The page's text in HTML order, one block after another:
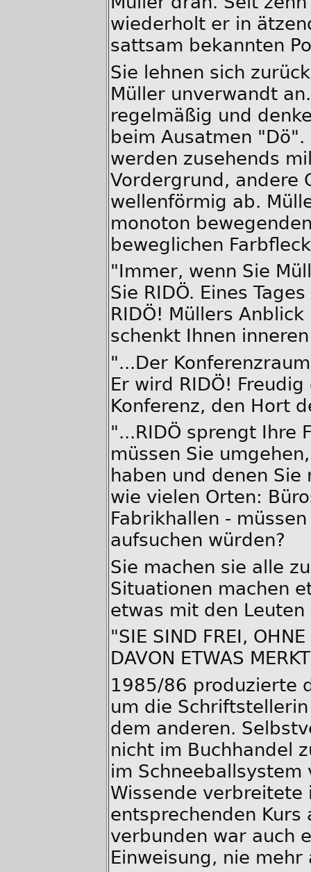
wiederholt er in
sattsam bekannten
Sie lehnen sich
Müller unverwandt
regelmäßig und
beim Ausatmen
werden zusehends
Vordergrund, andere
wellenförmig ab.
monoton
beweglichen
"Immer, wenn Sie
Sie RIDÖ. Eines
RIDÖ! Müllers
schenkt Ihnen
"...Der
Er wird RIDÖ!
Konferenz, den Hort
"...RIDÖ sprengt Ihre
müssen Sie
haben und denen Sie
wie vielen Orten:
Fabrikhallen -
aufsuchen würden?
Sie machen sie alle
Situationen machen
etwas mit den
"SIE SIND FREI,
DAVON ETWAS
1985/86 produzierte
um die
dem anderen.
nicht im Buchhandel
im
Wissende verbreitete
entsprechenden
verbunden war auch
Einweisung, nie mehr